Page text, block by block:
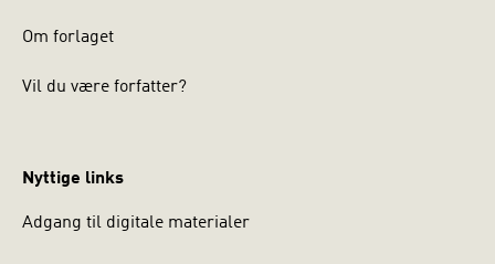
Om forlaget
Vil du være forfatter?
Nyttige links
Adgang til digitale materialer